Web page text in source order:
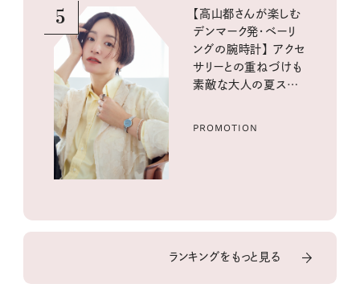
5
【高山都さんが楽しむ
デンマーク発・ベーリ
ングの腕時計】 アクセ
サリーとの重ねづけも
素敵な大人の夏スタイ
PROMOTION
ランキングをもっと見る